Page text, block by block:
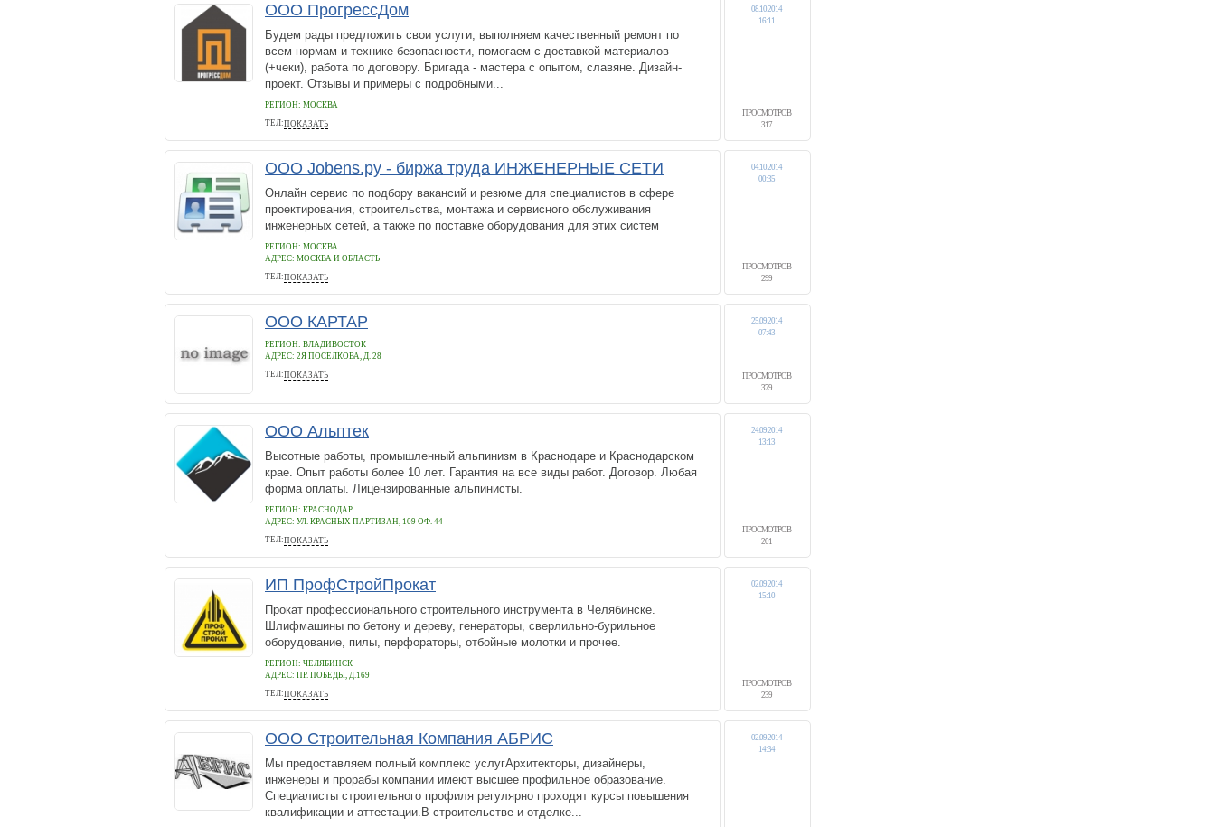
ООО ПрогрессДом
Будем рады предложить свои услуги, выполняем качественный ремонт по
всем нормам и технике безопасности, помогаем с доставкой материалов
(+чеки), работа по договору. Бригада - мастера с опытом, славяне. Дизайн-
проект. Отзывы и примеры с подробными...
РЕГИОН: МОСКВА
ТЕЛ:ПОКАЗАТЬ
+74993720858
ПРОСМОТРОВ
317
08.10.2014
16:11
ООО Jobens.ру - биржа труда ИНЖЕНЕРНЫЕ СЕТИ
Онлайн сервис по подбору вакансий и резюме для специалистов в сфере
проектирования, строительства, монтажа и сервисного обслуживания
инженерных сетей, а также по поставке оборудования для этих систем
РЕГИОН: МОСКВА
АДРЕС: МОСКВА И ОБЛАСТЬ
ТЕЛ:ПОКАЗАТЬ
8-915-757-36-05
ПРОСМОТРОВ
299
04.10.2014
00:35
ООО КАРТАР
РЕГИОН: ВЛАДИВОСТОК
АДРЕС: 2Я ПОСЕЛКОВА, Д. 28
ТЕЛ:ПОКАЗАТЬ
2684086
ПРОСМОТРОВ
379
25.09.2014
07:43
ООО Альптек
Высотные работы, промышленный альпинизм в Краснодаре и Краснодарском
крае. Опыт работы более 10 лет. Гарантия на все виды работ. Договор. Любая
форма оплаты. Лицензированные альпинисты.
РЕГИОН: КРАСНОДАР
АДРЕС: УЛ. КРАСНЫХ ПАРТИЗАН, 109 ОФ. 44
ТЕЛ:ПОКАЗАТЬ
8 928 255 11 28
ПРОСМОТРОВ
201
24.09.2014
13:13
ИП ПрофСтройПрокат
Прокат профессионального строительного инструмента в Челябинске.
Шлифмашины по бетону и дереву, генераторы, сверлильно-бурильное
оборудование, пилы, перфораторы, отбойные молотки и прочее.
РЕГИОН: ЧЕЛЯБИНСК
АДРЕС: ПР. ПОБЕДЫ, Д.169
ТЕЛ:ПОКАЗАТЬ
8 351 248-99-99
ПРОСМОТРОВ
239
02.09.2014
15:10
ООО Строительная Компания АБРИС
Мы предоставляем полный комплекс услугАрхитекторы, дизайнеры,
инженеры и прорабы компании имеют высшее профильное образование.
Специалисты строительного профиля регулярно проходят курсы повышения
квалификации и аттестации.В строительстве и отделке...
02.09.2014
14:34